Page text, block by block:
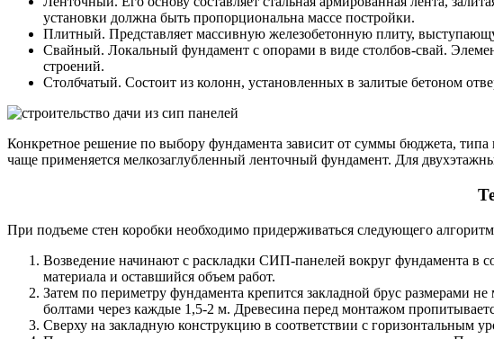
установки должна быть пропорциональна массе постройки.
Плитный. Представляет массивную железобетонную плиту,
Свайный. Локальный фундамент с опорами в виде столбов-свай.
строений.
Столбчатый. Состоит из колонн, установленных в залитые бетоном
Конкретное решение по выбору фундамента зависит от суммы бюджета,
чаще применяется мелкозаглубленный ленточный фундамент. Для
При подъеме стен коробки необходимо придерживаться следующего
Возведение начинают с раскладки СИП-панелей вокруг фундамента в
материала и оставшийся объем работ.
Затем по периметру фундамента крепится закладной брус размерами
болтами через каждые 1,5-2 м. Древесина перед монтажом
Сверху на закладную конструкцию в соответствии с горизонтальным